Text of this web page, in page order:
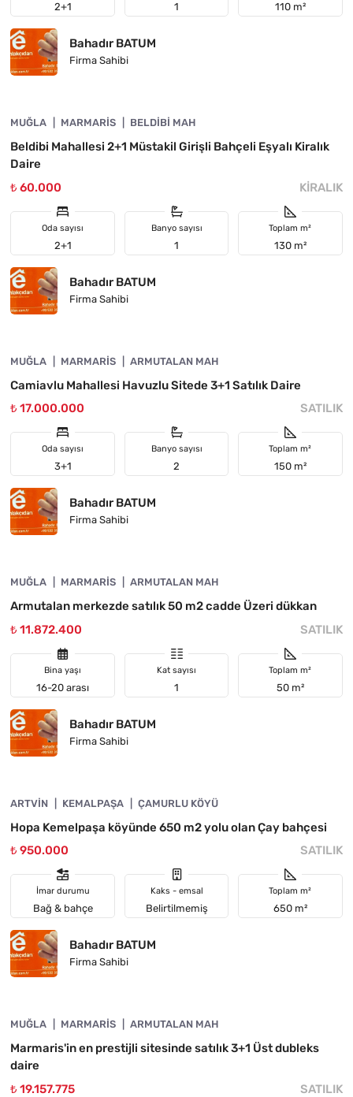
2+1 1 110 m²
Bahadır BATUM
Firma Sahibi
ÖNE ÇIKAN
MUĞLA MARMARIS BELDIBI MAH
Beldibi Mahallesi 2+1 Müstakil Girişli Bahçeli Eşyalı Kiralık
Daire
₺ 60.000
KIRALIK
Oda sayısı
2+1
Banyo sayısı
1
Toplam m²
130 m²
Bahadır BATUM
Firma Sahibi
ÖNE ÇIKAN
MUĞLA MARMARIS ARMUTALAN MAH
Camiavlu Mahallesi Havuzlu Sitede 3+1 Satılık Daire
₺ 17.000.000
SATILIK
Oda sayısı
3+1
Banyo sayısı
2
Toplam m²
150 m²
Bahadır BATUM
Firma Sahibi
ÖNE ÇIKAN
MUĞLA MARMARIS ARMUTALAN MAH
Armutalan merkezde satılık 50 m2 cadde Üzeri dükkan
₺ 11.872.400
SATILIK
Bina yaşı
16-20 arası
Kat sayısı
1
Toplam m²
50 m²
Bahadır BATUM
Firma Sahibi
ACIL
ARTVIN KEMALPAŞA ÇAMURLU KÖYÜ
Hopa Kemelpaşa köyünde 650 m2 yolu olan Çay bahçesi
₺ 950.000
SATILIK
İmar durumu
Bağ & bahçe
Kaks - emsal
Belirtilmemiş
Toplam m²
650 m²
Bahadır BATUM
Firma Sahibi
YATIRIMA UYGUN
MUĞLA MARMARIS ARMUTALAN MAH
Marmaris'in en prestijli sitesinde satılık 3+1 Üst dubleks
daire
₺ 19.157.775
SATILIK